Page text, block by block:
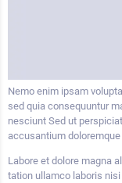
Nemo enim ipsam
sed quia consequuntur
nesciunt Sed ut
accusantium
Labore et dolore magna
tation ullamco laboris